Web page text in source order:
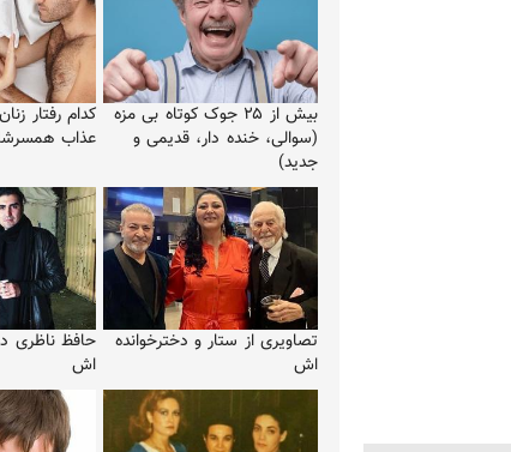
کدام رفتار
عذاب
بیش از ۲۵ جوک کوتاه بی مزه
(سوالی، خنده دار، قدیمی و
جدید)
حافظ ناظری
اش
تصاویری از ستار و دخترخوانده
اش